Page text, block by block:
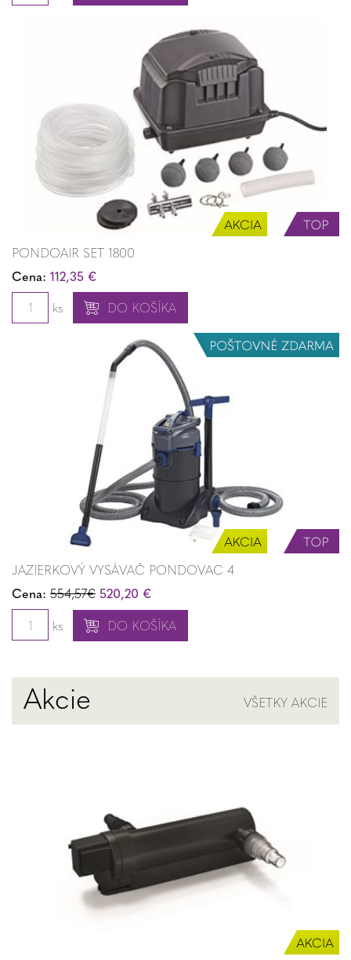
PONDOAIR SET 1800
Cena: 112,35 €
ks
DO KOŠÍKA
JAZIERKOVÝ VYSÁVAČ PONDOVAC 4
Cena: 554,57€ 520,20 €
ks
DO KOŠÍKA
Akcie VŠETKY AKCIE